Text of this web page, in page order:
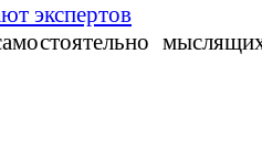
экспертов